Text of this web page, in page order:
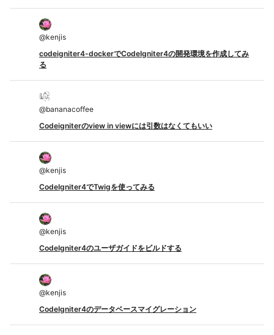
@kenjis
codeigniter4-dockerでCodeIgniter4の開発環境を作成してみ
る
@bananacoffee
Codeigniterのview in viewには引数はなくてもいい
@kenjis
CodeIgniter4でTwigを使ってみる
@kenjis
CodeIgniter4のユーザガイドをビルドする
@kenjis
CodeIgniter4のデータベースマイグレーション